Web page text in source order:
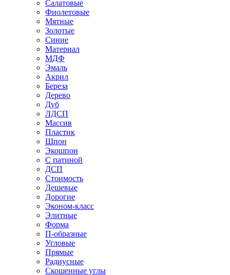
Салатовые
Фиолетовые
Мятные
Золотые
Синие
Материал
МДФ
Эмаль
Акрил
Береза
Дерево
Дуб
ЛДСП
Массив
Пластик
Шпон
Экошпон
С патиной
ДСП
Стоимость
Дешевые
Дорогие
Эконом-класс
Элитные
Форма
П-образные
Угловые
Прямые
Радиусные
Скошенные углы